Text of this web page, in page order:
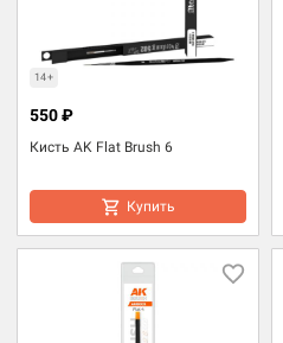
14+
Кисть AK Flat Brush 6
550 ₽
Купить